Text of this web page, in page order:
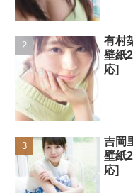
有村
壁紙
応]
吉岡
壁紙
応]